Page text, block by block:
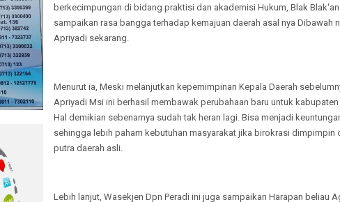
berkecimpungan di bidang praktisi dan akademisi Hukum, Blak Blak'an
sampaikan rasa bangga terhadap kemajuan daerah asal nya Dibawah
Apriyadi sekarang.
Menurut ia, Meski melanjutkan kepemimpinan Kepala Daerah
Apriyadi Msi ini berhasil membawak perubahaan baru untuk
Hal demikian sebenarnya sudah tak heran lagi. Bisa menjadi
sehingga lebih paham kebutuhan masyarakat jika birokrasi dimpimpin
putra daerah asli.
Lebih lanjut, Wasekjen Dpn Peradi ini juga sampaikan Harapan beliau